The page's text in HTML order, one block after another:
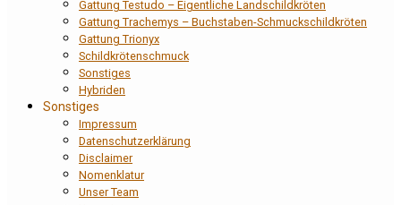
Gattung Testudo – Eigentliche Landschildkröten
Gattung Trachemys – Buchstaben-Schmuckschildkröten
Gattung Trionyx
Schildkrötenschmuck
Sonstiges
Hybriden
Sonstiges
Impressum
Datenschutzerklärung
Disclaimer
Nomenklatur
Unser Team